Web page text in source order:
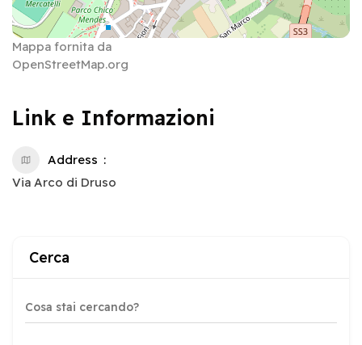
Mappa fornita da
OpenStreetMap.org
Link e Informazioni
Address
Via Arco di Druso
Cerca